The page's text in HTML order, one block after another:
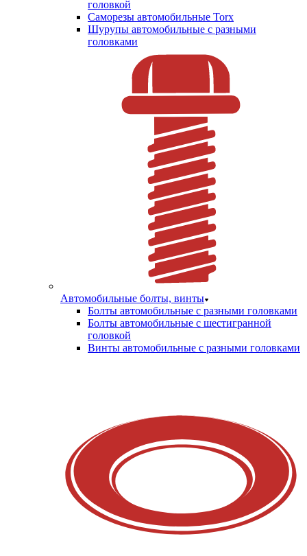
головкой
Саморезы автомобильные Torx
Шурупы автомобильные с разными
головками
Автомобильные болты, винты
Болты автомобильные с разными головками
Болты автомобильные с шестигранной
головкой
Винты автомобильные с разными головками